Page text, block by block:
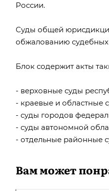
России.
Суды общей
обжалованию
Блок содержит акты
- верховные суды
- краевые и областные
- суды городов
- суды автономной
- отдельные районные
Вам может